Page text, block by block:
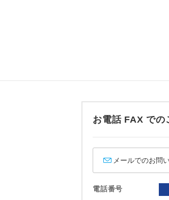
お電話 FAX での
メールでのお問
電話番号